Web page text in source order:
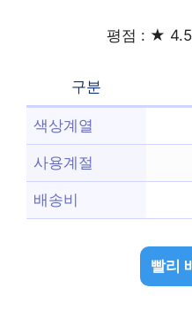
평점 : ★
구분
색상계열
사용계절
배송비
빨리